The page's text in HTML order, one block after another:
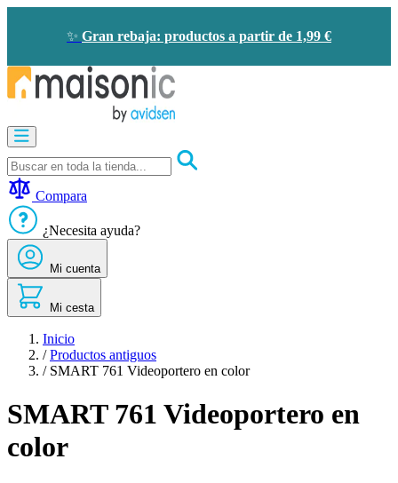
✨ Gran rebaja: productos a partir de 1,99 €
Audioporteros
y
videoporteros
-
ahorro
de
energía
Seguridad
Confort
Oportunidades
Compara
¿Necesita ayuda?
Mi cuenta
Mi cesta
Inicio
/ Productos antiguos
/ SMART 761 Videoportero en color
SMART 761 Videoportero en
color